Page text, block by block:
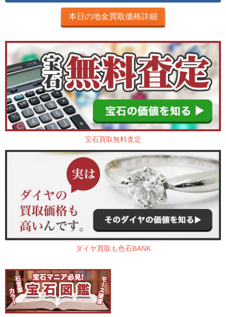
本日の地金買取価格詳細
宝石買取無料査定
ダイヤ買取も色石BANK